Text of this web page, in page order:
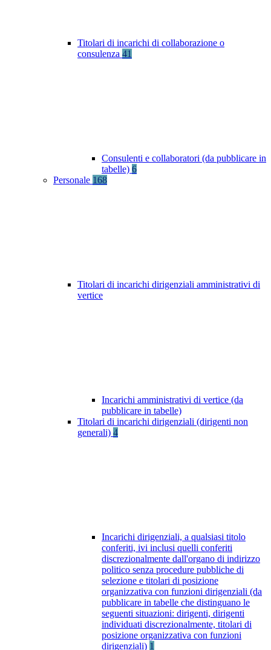
Titolari di incarichi di collaborazione o
consulenza 41
Consulenti e collaboratori (da pubblicare in
tabelle) 6
Personale 168
Titolari di incarichi dirigenziali amministrativi di
vertice
Incarichi amministrativi di vertice (da
pubblicare in tabelle)
Titolari di incarichi dirigenziali (dirigenti non
generali) 4
Incarichi dirigenziali, a qualsiasi titolo
conferiti, ivi inclusi quelli conferiti
discrezionalmente dall'organo di indirizzo
politico senza procedure pubbliche di
selezione e titolari di posizione
organizzativa con funzioni dirigenziali (da
pubblicare in tabelle che distinguano le
seguenti situazioni: dirigenti, dirigenti
individuati discrezionalmente, titolari di
posizione organizzativa con funzioni
dirigenziali) 1